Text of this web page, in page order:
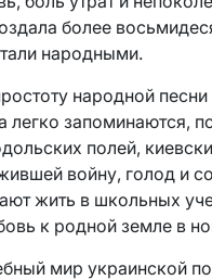
более
народными.
народной
легко запоминаются,
полей,
войну, голод и
жить в школьных
к родной земле в
мир украинской